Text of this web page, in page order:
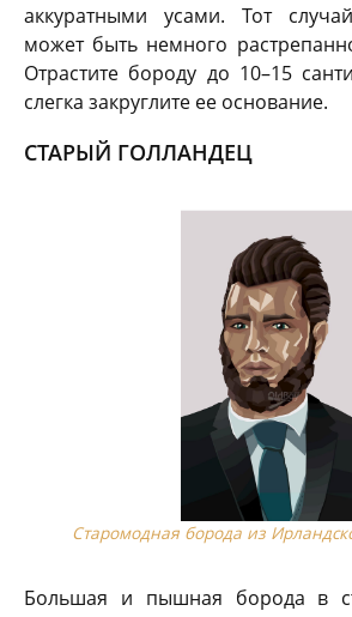
аккуратными усами. Тот
может быть немного
Отрастите бороду до 10–15
слегка закруглите ее основание.
СТАРЫЙ ГОЛЛАНДЕЦ
Старомодная борода из
Большая и пышная борода в